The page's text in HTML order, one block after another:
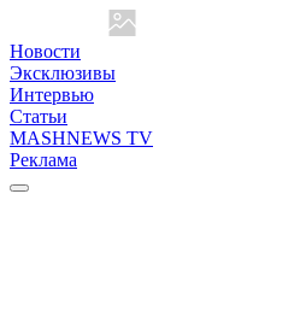
Новости
Эксклюзивы
Интервью
Статьи
MASHNEWS TV
Реклама